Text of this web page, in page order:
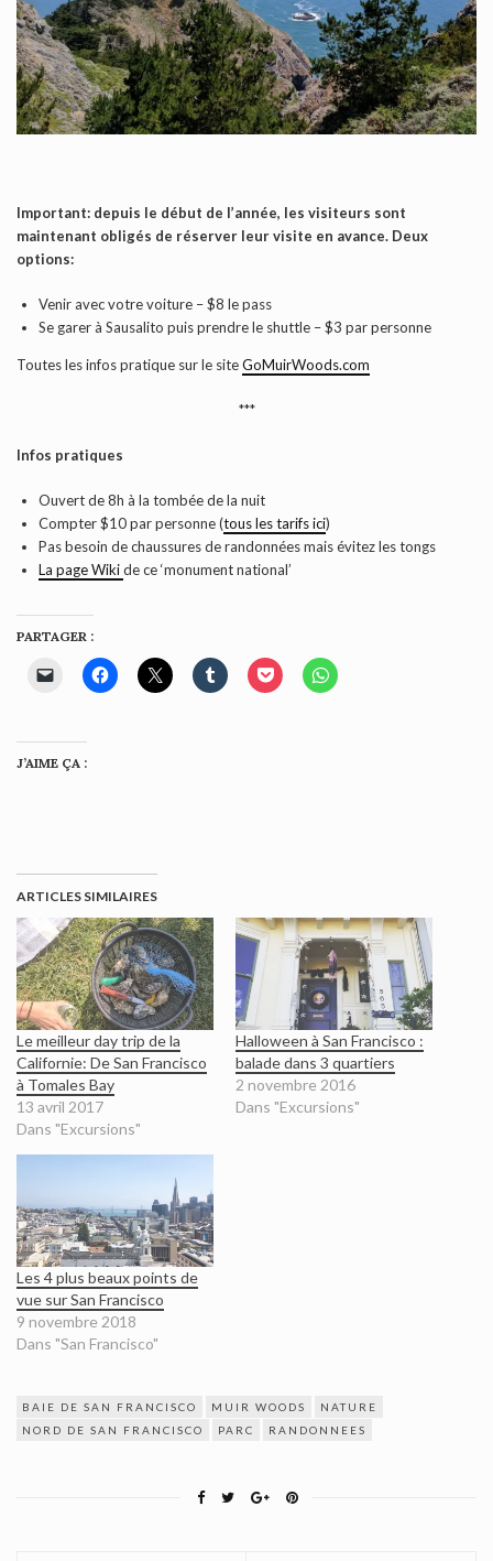
Important: depuis le début de l’année, les visiteurs sont
maintenant obligés de réserver leur visite en avance. Deux
options:
Venir avec votre voiture – $8 le pass
Se garer à Sausalito puis prendre le shuttle – $3 par personne
Toutes les infos pratique sur le siteGoMuirWoods.com
***
Infos pratiques
Ouvert de 8h à la tombée de la nuit
Compter $10 par personne (tous les tarifs ici)
Pas besoin de chaussures de randonnées mais évitez les tongs
La page Wikide ce ‘monument national’
PARTAGER :
J’AIME ÇA :
ARTICLES SIMILAIRES
Le meilleur day trip de la
Californie: De San Francisco
à Tomales Bay
13 avril 2017
Dans "Excursions"
Halloween à San Francisco :
balade dans 3 quartiers
2 novembre 2016
Dans "Excursions"
Les 4 plus beaux points de
vue sur San Francisco
9 novembre 2018
Dans "San Francisco"
BAIE DE SAN FRANCISCO MUIR WOODS
NATURE
NORD DE SAN FRANCISCO
PARC RANDONNEES